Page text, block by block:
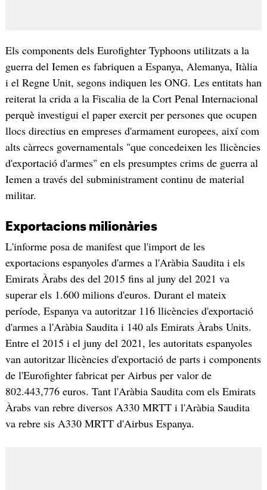
Els components dels Eurofighter Typhoons utilitzats a la
guerra del Iemen es fabriquen a Espanya, Alemanya, Itàlia
i el Regne Unit, segons indiquen les ONG. Les entitats han
reiterat la crida a la Fiscalia de la Cort Penal Internacional
perquè investigui el paper exercit per persones que ocupen
llocs directius en empreses d'armament europees, així com
alts càrrecs governamentals "que concedeixen les llicències
d'exportació d'armes" en els presumptes crims de guerra al
Iemen a través del subministrament continu de material
militar.
Exportacions milionàries
L'informe posa de manifest que l'import de les
exportacions espanyoles d'armes a l'Aràbia Saudita i els
Emirats Àrabs des del 2015 fins al juny del 2021 va
superar els 1.600 milions d'euros. Durant el mateix
període, Espanya va autoritzar 116 llicències d'exportació
d'armes a l'Aràbia Saudita i 140 als Emirats Àrabs Units.
Entre el 2015 i el juny del 2021, les autoritats espanyoles
van autoritzar llicències d'exportació de parts i components
de l'Eurofighter fabricat per Airbus per valor de
802.443,776 euros. Tant l'Aràbia Saudita com els Emirats
Àrabs van rebre diversos A330 MRTT i l'Aràbia Saudita
va rebre sis A330 MRTT d'Airbus Espanya.